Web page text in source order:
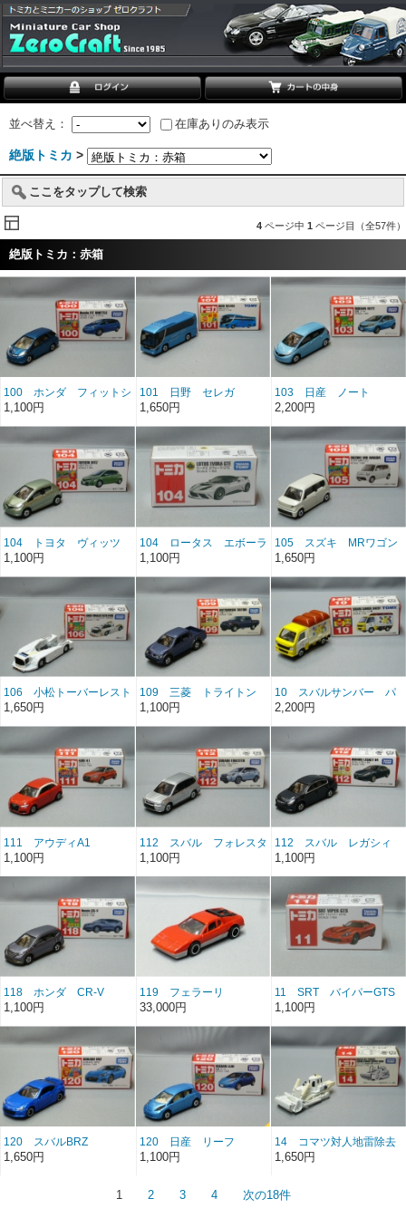
並べ替え： 在庫ありのみ表示
絶版トミカ >
ここをタップして検索
4 ページ中 1 ページ目（全57件）
絶版トミカ：赤箱
100 ホンダ フィットシ
ャトル
1,100円
101 日野 セレガ
1,650円
103 日産 ノート
2,200円
104 トヨタ ヴィッツ
1,100円
104 ロータス エボーラ
GTE
1,100円
105 スズキ MRワゴン
1,650円
106 小松トーバーレスト
ラクターWZ4000
1,650円
109 三菱 トライトン
1,100円
10 スバルサンバー パ
ン屋
2,200円
111 アウディA1
1,100円
112 スバル フォレスタ
ー1,100円
112 スバル レガシィ
B4
1,100円
118 ホンダ CR-V
1,100円
119 フェラーリ
BB512
33,000円
11 SRT バイパーGTS
1,100円
120 スバルBRZ
1,650円
120 日産 リーフ
1,100円
14 コマツ対人地雷除去
機D85MS
1,650円
1 2 3 4 次の18件